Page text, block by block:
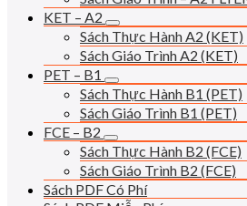
KET – A2
Sách Thực Hành A2 (KET)
Sách Giáo Trình A2 (KET)
PET – B1
Sách Thực Hành B1 (PET)
Sách Giáo Trình B1 (PET)
FCE – B2
Sách Thực Hành B2 (FCE)
Sách Giáo Trình B2 (FCE)
Sách PDF Có Phí